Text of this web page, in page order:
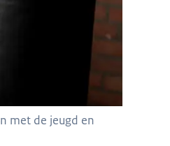
met de jeugd en